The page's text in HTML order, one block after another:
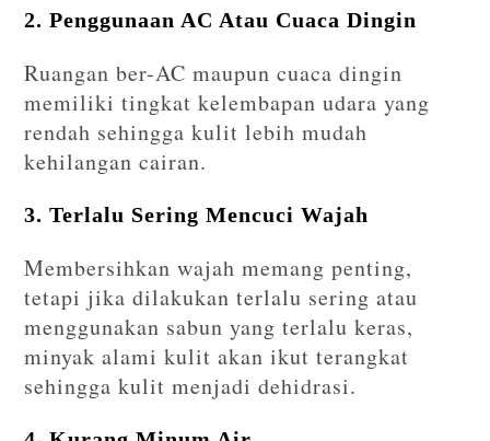
2. Penggunaan AC Atau Cuaca Dingin
Ruangan ber-AC maupun cuaca dingin
memiliki tingkat kelembapan udara yang
rendah sehingga kulit lebih mudah
kehilangan cairan.
3. Terlalu Sering Mencuci Wajah
Membersihkan wajah memang penting,
tetapi jika dilakukan terlalu sering atau
menggunakan sabun yang terlalu keras,
minyak alami kulit akan ikut terangkat
sehingga kulit menjadi dehidrasi.